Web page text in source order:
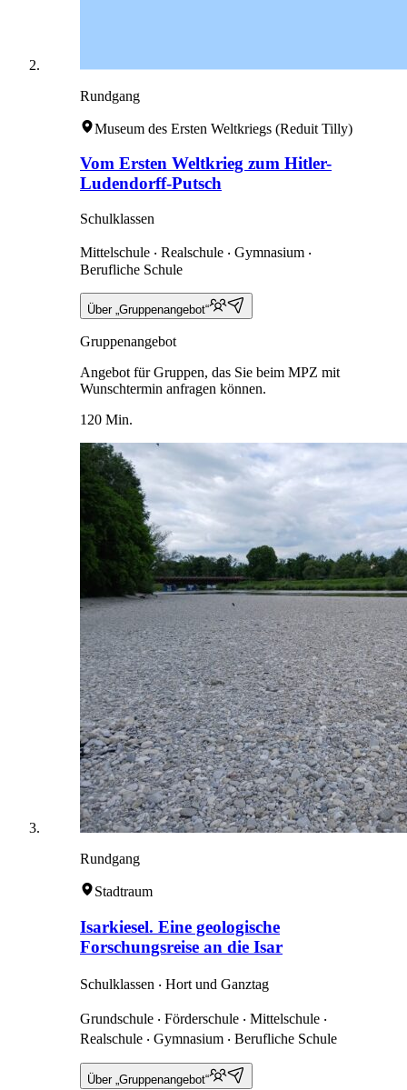
Rundgang
Museum des Ersten Weltkriegs (Reduit Tilly)
Vom Ersten Weltkrieg zum Hitler-
Ludendorff-Putsch
Schulklassen
Mittelschule ‧ Realschule ‧ Gymnasium ‧
Berufliche Schule
Über „Gruppenangebot“
Gruppenangebot
Angebot für Gruppen, das Sie beim MPZ mit
Wunschtermin anfragen können.
120 Min.
Rundgang
Stadtraum
Isarkiesel. Eine geologische
Forschungsreise an die Isar
Schulklassen ‧ Hort und Ganztag
Grundschule ‧ Förderschule ‧ Mittelschule ‧
Realschule ‧ Gymnasium ‧ Berufliche Schule
Über „Gruppenangebot“